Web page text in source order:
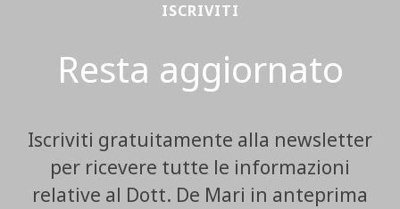
ISCRIVITI
Resta aggiornato
Iscriviti gratuitamente alla newsletter
per ricevere tutte le informazioni
relative al Dott. De Mari in anteprima